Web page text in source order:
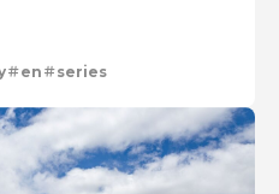
en series